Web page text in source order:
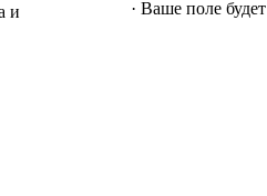
и
· Ваше поле